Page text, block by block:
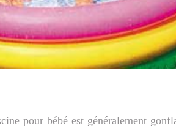
pour bébé est généralement